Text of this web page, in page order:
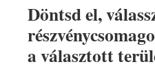
Döntsd el, v
a választott